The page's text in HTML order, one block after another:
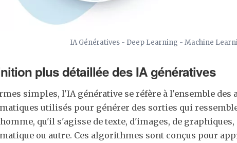
IA Génératives - Deep Learning - Machine
plus détaillée des IA génératives
simples, l'IA générative se réfère à l'ensemble des
utilisés pour générer des sorties qui
qu'il s'agisse de texte, d'images, de graphiques,
ou autre. Ces algorithmes sont conçus pour